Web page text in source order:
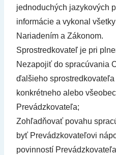
jednoduchých jazykových
informácie a vykonal
Nariadením a Zákonom.
Sprostredkovateľ je pri
Nezapojiť do spracúvania
ďalšieho
konkrétneho alebo
Prevádzkovateľa;
Zohľadňovať povahu
byť Prevádzkovateľovi
povinností